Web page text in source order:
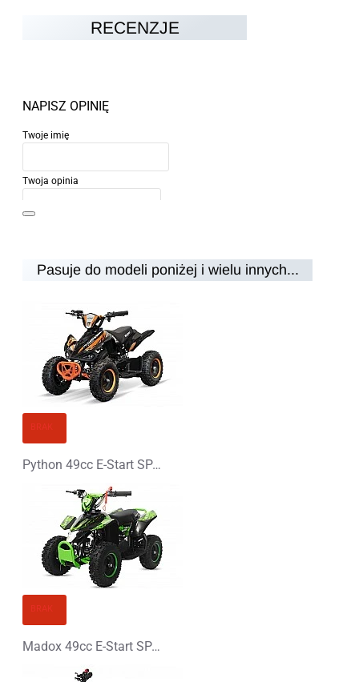
RECENZJE
NAPISZ OPINIĘ
Twoje imię
Twoja opinia
Ocena
Zły Dobry
Pasuje do modeli poniżej i wielu innych...
Python 49cc E-Start SPALINOWY MINI QUAD 50cc
Madox 49cc E-Start SPALINOWY MINI QUAD 50cc